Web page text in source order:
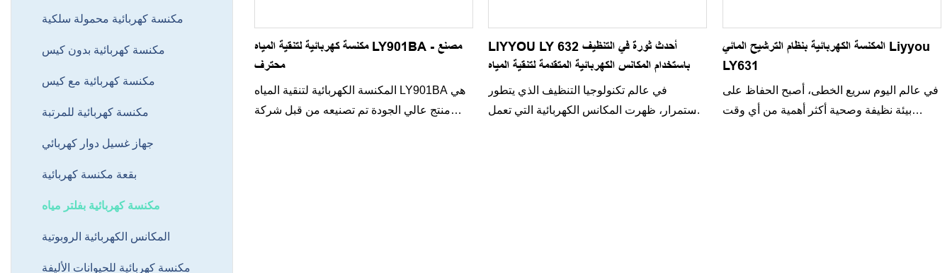
مكنسة كهربائية محمولة سلكية
مكنسة كهربائية بدون كيس
مكنسة كهربائية مع كيس
مكنسة كهربائية للمرتبة
جهاز غسيل دوار كهربائي
بقعة مكنسة كهربائية
مكنسة كهربائية بفلتر مياه
المكانس الكهربائية الروبوتية
مكنسة كهربائية للحيوانات الأليفة
مكنسة كهربائية لتنقية المياه LY901BA - مصنع
محترف
المكنسة الكهربائية لتنقية المياه LY901BA هي
منتج عالي الجودة تم تصنيعه من قبل شركة
LIYYOU LY 632 أحدث ثورة في التنظيف
باستخدام المكانس الكهربائية المتقدمة لتنقية المياه
في عالم تكنولوجيا التنظيف الذي يتطور
باستمرار، ظهرت المكانس الكهربائية التي تعمل
المكنسة الكهربائية بنظام الترشيح المائي Liyyou
LY631
في عالم اليوم سريع الخطى، أصبح الحفاظ على
بيئة نظيفة وصحية أكثر أهمية من أي وقت